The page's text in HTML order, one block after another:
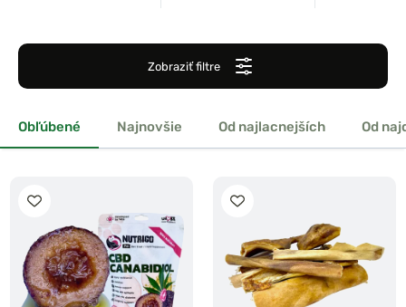
Zobraziť filtre
Obľúbené Najnovšie Od najlacnejších Od